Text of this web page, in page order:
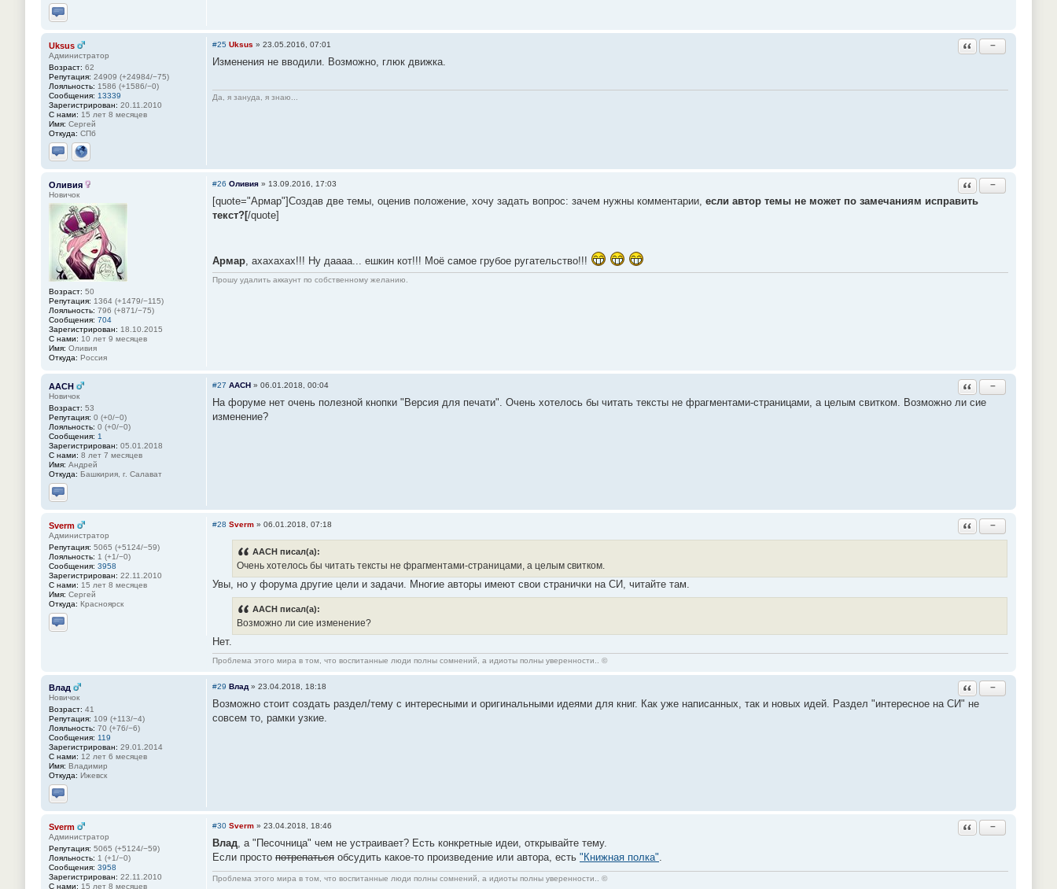
Отправить личное сообщение
Uksus
Администратор
Возраст: 62
Репутация: 24909 (+24984/−75)
Лояльность: 1586 (+1586/−0)
Сообщения: 13339
Зарегистрирован: 20.11.2010
С нами: 15 лет 8 месяцев
Имя: Сергей
Откуда: СПб
Отправить личное сообщение
Сайт
Ответить с цитатой
−
#25 Uksus » 23.05.2016, 07:01
Изменения не вводили. Возможно, глюк движка.
Да, я зануда, я знаю...
Оливия
Новичок
Возраст: 50
Репутация: 1364 (+1479/−115)
Лояльность: 796 (+871/−75)
Сообщения: 704
Зарегистрирован: 18.10.2015
С нами: 10 лет 9 месяцев
Имя: Оливия
Откуда: Россия
Ответить с цитатой
−
#26 Оливия » 13.09.2016, 17:03
[quote="Армар"]Создав две темы, оценив положение, хочу задать вопрос: зачем нужны комментарии, если автор темы не может по замечаниям исправить
текст?[/quote]
Армар, ахахахах!!! Ну даааа... ешкин кот!!! Моё самое грубое ругательство!!!
Прошу удалить аккаунт по собственному желанию.
AACH
Новичок
Возраст: 53
Репутация: 0 (+0/−0)
Лояльность: 0 (+0/−0)
Сообщения: 1
Зарегистрирован: 05.01.2018
С нами: 8 лет 7 месяцев
Имя: Андрей
Откуда: Башкирия, г. Салават
Отправить личное сообщение
Ответить с цитатой
−
#27 AACH » 06.01.2018, 00:04
На форуме нет очень полезной кнопки "Версия для печати". Очень хотелось бы читать тексты не фрагментами-страницами, а целым свитком. Возможно ли сие
изменение?
Sverm
Администратор
Репутация: 5065 (+5124/−59)
Лояльность: 1 (+1/−0)
Сообщения: 3958
Зарегистрирован: 22.11.2010
С нами: 15 лет 8 месяцев
Имя: Сергей
Откуда: Красноярск
Отправить личное сообщение
Ответить с цитатой
−
#28 Sverm » 06.01.2018, 07:18
AACH писал(а):
Очень хотелось бы читать тексты не фрагментами-страницами, а целым свитком.
Увы, но у форума другие цели и задачи. Многие авторы имеют свои странички на СИ, читайте там.
AACH писал(а):
Возможно ли сие изменение?
Нет.
Проблема этого мира в том, что воспитанные люди полны сомнений, а идиоты полны уверенности.. ©
Влад
Новичок
Возраст: 41
Репутация: 109 (+113/−4)
Лояльность: 70 (+76/−6)
Сообщения: 119
Зарегистрирован: 29.01.2014
С нами: 12 лет 6 месяцев
Имя: Владимир
Откуда: Ижевск
Отправить личное сообщение
Ответить с цитатой
−
#29 Влад » 23.04.2018, 18:18
Возможно стоит создать раздел/тему с интересными и оригинальными идеями для книг. Как уже написанных, так и новых идей. Раздел "интересное на СИ" не
совсем то, рамки узкие.
Sverm
Администратор
Репутация: 5065 (+5124/−59)
Лояльность: 1 (+1/−0)
Сообщения: 3958
Зарегистрирован: 22.11.2010
С нами: 15 лет 8 месяцев
Ответить с цитатой
−
#30 Sverm » 23.04.2018, 18:46
Влад , а "Песочница" чем не устраивает? Есть конкретные идеи, открывайте тему.
Если просто потрепаться обсудить какое-то произведение или автора, есть "Книжная полка"
Проблема этого мира в том, что воспитанные люди полны сомнений, а идиоты полны уверенности.. ©